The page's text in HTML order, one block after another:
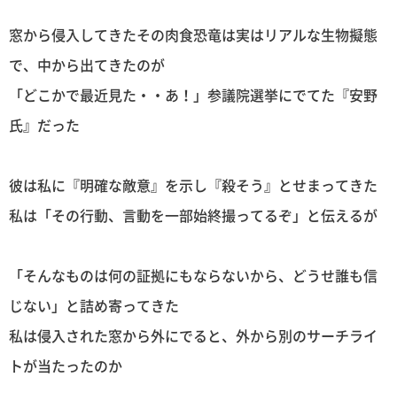
窓から侵入してきたその肉食恐竜は実はリアルな生物擬態
で、中から出てきたのが
「どこかで最近見た・・あ！」参議院選挙にでてた『安野
氏』だった
彼は私に『明確な敵意』を示し『殺そう』とせまってきた
私は「その行動、言動を一部始終撮ってるぞ」と伝えるが
「そんなものは何の証拠にもならないから、どうせ誰も信
じない」と詰め寄ってきた
私は侵入された窓から外にでると、外から別のサーチライ
トが当たったのか